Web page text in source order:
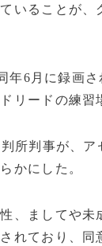
いることが
年6月に録画
リードの練習
所判事が、
かにした。
、ましてや
れており、